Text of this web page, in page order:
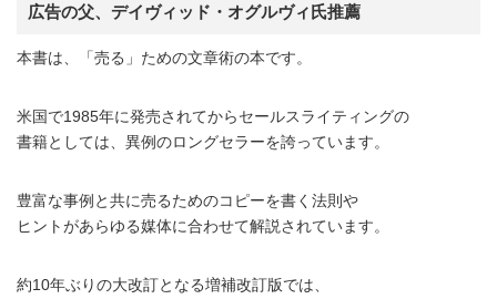
広告の父、デイヴィッド・オグルヴィ氏推薦
本書は、「売る」ための文章術の本です。
米国で1985年に発売されてからセールスライティングの
書籍としては、異例のロングセラーを誇っています。
豊富な事例と共に売るためのコピーを書く法則や
ヒントがあらゆる媒体に合わせて解説されています。
約10年ぶりの大改訂となる増補改訂版では、